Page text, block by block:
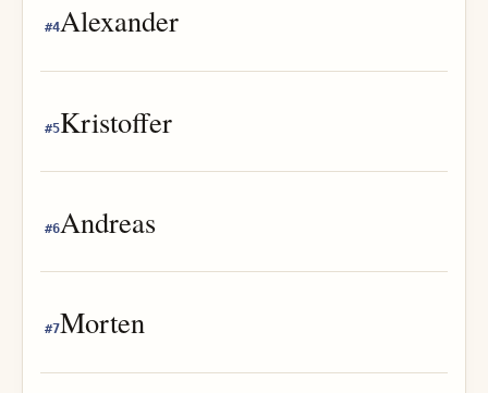
#4Alexander
#5Kristoffer
#6Andreas
#7Morten